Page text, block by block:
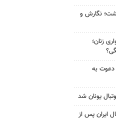
نگارش و
زنان؛
دعوت به
یونان شد
ایران پس از